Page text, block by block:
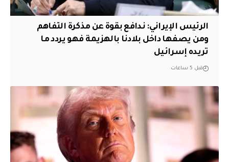
الرئيس الإيراني: ندافع بقوة عن مذكرة التفاهم
ومن يصفها داخل بلادنا بالهزيمة فهو يردد ما
تريده إسرائيل
قبل 5 ساعات